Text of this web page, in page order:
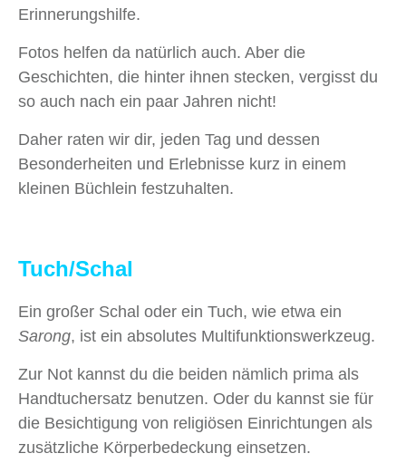
Erinnerungshilfe.
Fotos helfen da natürlich auch. Aber die
Geschichten, die hinter ihnen stecken, vergisst du
so auch nach ein paar Jahren nicht!
Daher raten wir dir, jeden Tag und dessen
Besonderheiten und Erlebnisse kurz in einem
kleinen Büchlein festzuhalten.
Tuch/Schal
Ein großer Schal oder ein Tuch, wie etwa ein
Sarong, ist ein absolutes Multifunktionswerkzeug.
Zur Not kannst du die beiden nämlich prima als
Handtuchersatz benutzen. Oder du kannst sie für
die Besichtigung von religiösen Einrichtungen als
zusätzliche Körperbedeckung einsetzen.